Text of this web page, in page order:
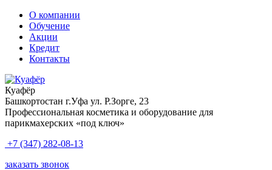
О компании
Обучение
Акции
Кредит
Контакты
Куафёр
Башкортостан г.Уфа ул. Р.Зорге, 23
Профессиональная косметика и оборудование для
парикмахерских «под ключ»
+7 (347) 282-08-13
заказать звонок